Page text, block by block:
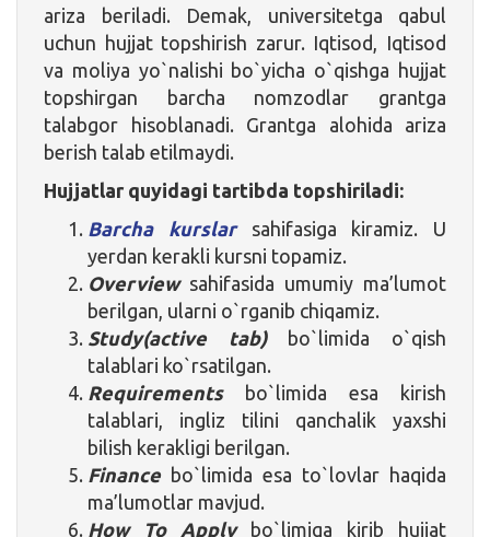
ariza beriladi. Demak, universitetga qabul
uchun hujjat topshirish zarur. Iqtisod, Iqtisod
va moliya yo`nalishi bo`yicha o`qishga hujjat
topshirgan barcha nomzodlar grantga
talabgor hisoblanadi. Grantga alohida ariza
berish talab etilmaydi.
Hujjatlar quyidagi tartibda topshiriladi:
Barcha kurslarsahifasiga kiramiz. U
yerdan kerakli kursni topamiz.
Overviewsahifasida umumiy ma’lumot
berilgan, ularni o`rganib chiqamiz.
Study(active tab)bo`limida o`qish
talablari ko`rsatilgan.
Requirementsbo`limida esa kirish
talablari, ingliz tilini qanchalik yaxshi
bilish kerakligi berilgan.
Financebo`limida esa to`lovlar haqida
ma’lumotlar mavjud.
How To Applybo`limiga kirib hujjat